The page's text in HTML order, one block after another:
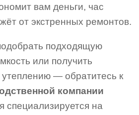
вам деньги, час
от экстренных ремонтов.
подходящую
или получить
утеплению — обратитесь к
компании
специализируется на